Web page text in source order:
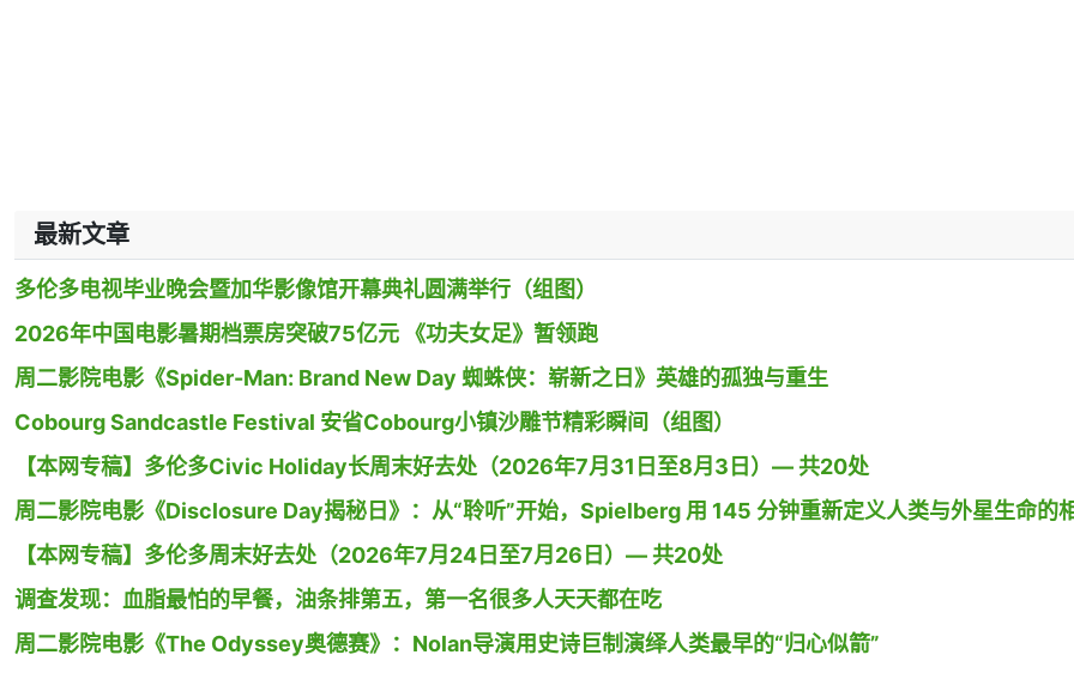
最新文章
多伦多电视毕业晚会暨加华影像馆开幕典礼圆满举行（组图）
2026年中国电影暑期档票房突破75亿元 《功夫女足》暂领跑
周二影院电影《Spider-Man: Brand New Day 蜘蛛侠：崭新之日》英雄的孤独与重生
Cobourg Sandcastle Festival 安省Cobourg小镇沙雕节精彩瞬间（组图）
【本网专稿】多伦多Civic Holiday长周末好去处（2026年7月31日至8月3日）— 共20处
周二影院电影《Disclosure Day揭秘日》：从“聆听”开始，Spielberg 用 145 分钟重新定义人类与外星生命的
【本网专稿】多伦多周末好去处（2026年7月24日至7月26日）— 共20处
调查发现：血脂最怕的早餐，油条排第五，第一名很多人天天都在吃
周二影院电影《The Odyssey奥德赛》：Nolan导演用史诗巨制演绎人类最早的“归心似箭”